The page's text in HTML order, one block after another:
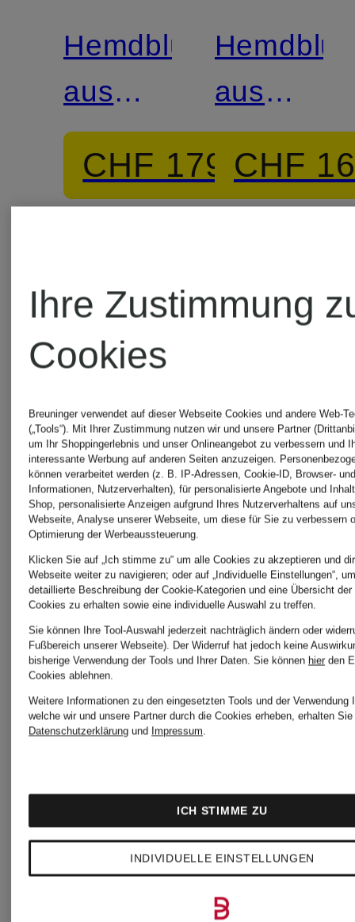
Hemdbluse
aus
Leinen
mit 3/4-
CHF 179
aus
Leinen
CHF
120%lino
Leinen
CHF 239
120%lino
aus
Leinen
mit 3/4-
CHF
Ihre Zustimmung
Cookies
Breuninger verwendet auf dieser Webseite Cookies und andere Web-
(„Tools“). Mit Ihrer Zustimmung nutzen wir und unsere Partner
um Ihr Shoppingerlebnis und unser Onlineangebot zu verbessern und
interessante Werbung auf anderen Seiten anzuzeigen.
können verarbeitet werden (z. B. IP-Adressen, Cookie-ID, Browser-
Informationen, Nutzerverhalten), für personalisierte Angebote und
Shop, personalisierte Anzeigen aufgrund Ihres Nutzerverhaltens auf
Webseite, Analyse unserer Webseite, um diese für Sie zu verbessern
Optimierung der Werbeaussteuerung.
Klicken Sie auf „Ich stimme zu“ um alle Cookies zu akzeptieren und
Webseite weiter zu navigieren; oder auf „Individuelle Einstellungen“,
detaillierte Beschreibung der Cookie-Kategorien und eine Übersicht
Cookies zu erhalten sowie eine individuelle Auswahl zu treffen.
Sie können Ihre Tool-Auswahl jederzeit nachträglich ändern oder
Fußbereich unserer Webseite). Der Widerruf hat jedoch keine
bisherige Verwendung der Tools und Ihrer Daten. Sie können hier den
Cookies ablehnen.
Weitere Informationen zu den eingesetzten Tools und der Verwendung
welche wir und unsere Partner durch die Cookies erheben, erhalten
Datenschutzerklärung und Impressum.
INDIVIDUELLE EINSTELLUNGEN
ICH STIMME ZU